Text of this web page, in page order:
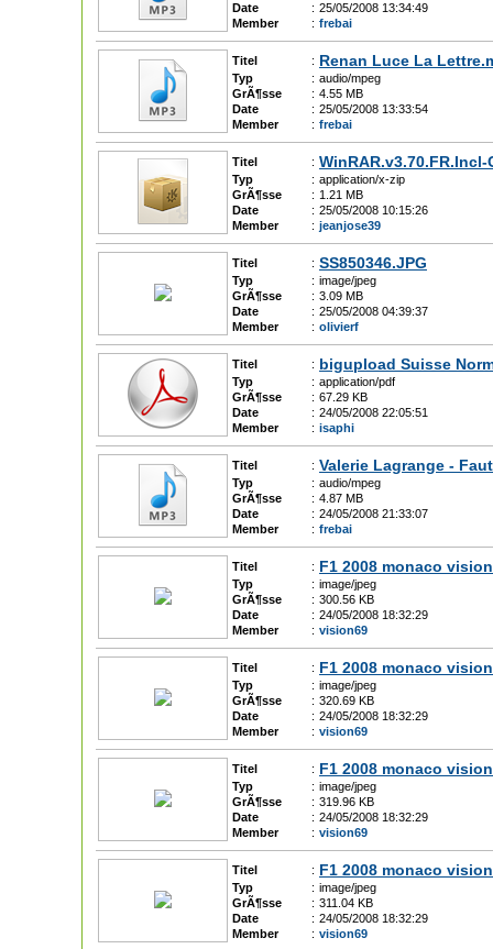
Date
: 25/05/2008 13:34:49
Member
: frebai
Titel : Renan Luce La
Typ : audio/mpeg
GrÃ¶sse
: 4.55 MB
Date
: 25/05/2008 13:33:54
Member
: frebai
Titel : WinRAR.v3.70.FR.Incl-
Typ : application/x-zip
GrÃ¶sse
: 1.21 MB
Date
: 25/05/2008 10:15:26
Member
: jeanjose39
Titel : SS850346.JPG
Typ : image/jpeg
GrÃ¶sse
: 3.09 MB
Date
: 25/05/2008 04:39:37
Member
: olivierf
Titel : bigupload Suisse
Typ : application/pdf
GrÃ¶sse
: 67.29 KB
Date
: 24/05/2008 22:05:51
Member
: isaphi
Titel : Valerie Lagrange -
Typ : audio/mpeg
GrÃ¶sse
: 4.87 MB
Date
: 24/05/2008 21:33:07
Member
: frebai
Titel : F1 2008 monaco
Typ : image/jpeg
GrÃ¶sse
: 300.56 KB
Date
: 24/05/2008 18:32:29
Member
: vision69
Titel : F1 2008 monaco
Typ : image/jpeg
GrÃ¶sse
: 320.69 KB
Date
: 24/05/2008 18:32:29
Member
: vision69
Titel : F1 2008 monaco
Typ : image/jpeg
GrÃ¶sse
: 319.96 KB
Date
: 24/05/2008 18:32:29
Member
: vision69
Titel : F1 2008 monaco
Typ : image/jpeg
GrÃ¶sse
: 311.04 KB
Date
: 24/05/2008 18:32:29
Member
: vision69